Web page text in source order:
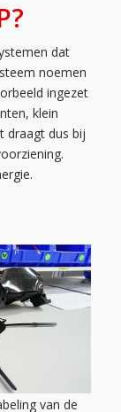
dat
noemen
ingezet
klein
draagt dus bij
van de